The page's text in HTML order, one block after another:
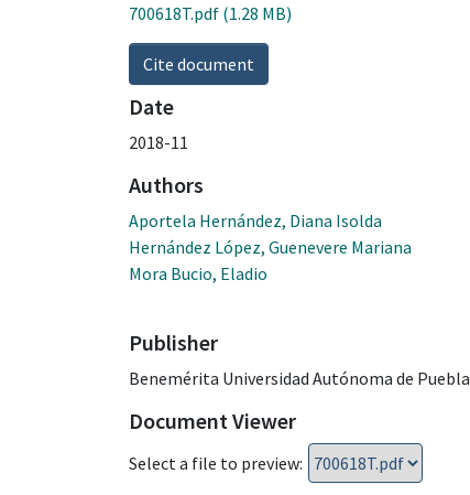
700618T.pdf (1.28 MB)
Cite document
Date
2018-11
Authors
Aportela Hernández, Diana Isolda
Hernández López, Guenevere Mariana
Mora Bucio, Eladio
Publisher
Benemérita Universidad Autónoma de Puebla
Document Viewer
Select a file to preview: